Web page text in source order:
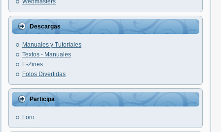
Webmasters
Descargas
Manuales y Tutoriales
Textos - Manuales
E-Zines
Fotos Divertidas
Participa
Foro